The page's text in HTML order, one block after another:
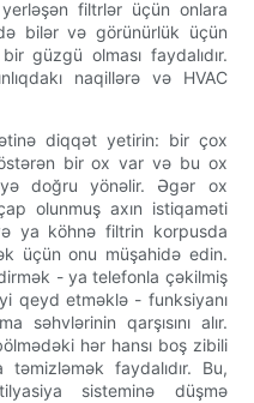
yerləşən filtrlər üçün onlara
bilər və görünürlük üçün
güzgü olması faydalıdır.
naqillərə və HVAC
diqqət yetirin: bir çox
bir ox var və bu ox
doğru yönəlir. Əgər ox
olunmuş axın istiqaməti
ya köhnə filtrin korpusda
üçün onu müşahidə edin.
- ya telefonla çəkilmiş
qeyd etməklə - funksiyanı
səhvlərinin qarşısını alır.
hər hansı boş zibili
faydalıdır. Bu,
sisteminə düşmə